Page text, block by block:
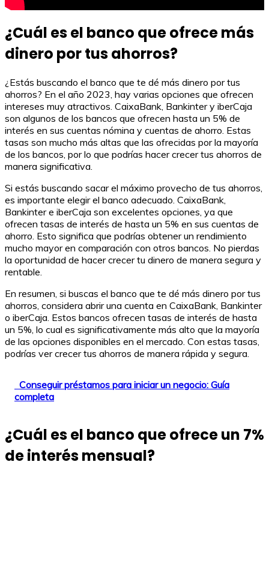
¿Cuál es el banco que ofrece más
dinero por tus ahorros?
¿Estás buscando el banco que te dé más dinero por tus
ahorros? En el año 2023, hay varias opciones que ofrecen
intereses muy atractivos. CaixaBank, Bankinter y iberCaja
son algunos de los bancos que ofrecen hasta un 5% de
interés en sus cuentas nómina y cuentas de ahorro. Estas
tasas son mucho más altas que las ofrecidas por la mayoría
de los bancos, por lo que podrías hacer crecer tus ahorros de
manera significativa.
Si estás buscando sacar el máximo provecho de tus ahorros,
es importante elegir el banco adecuado. CaixaBank,
Bankinter e iberCaja son excelentes opciones, ya que
ofrecen tasas de interés de hasta un 5% en sus cuentas de
ahorro. Esto significa que podrías obtener un rendimiento
mucho mayor en comparación con otros bancos. No pierdas
la oportunidad de hacer crecer tu dinero de manera segura y
rentable.
En resumen, si buscas el banco que te dé más dinero por tus
ahorros, considera abrir una cuenta en CaixaBank, Bankinter
o iberCaja. Estos bancos ofrecen tasas de interés de hasta
un 5%, lo cual es significativamente más alto que la mayoría
de las opciones disponibles en el mercado. Con estas tasas,
podrías ver crecer tus ahorros de manera rápida y segura.
Conseguir préstamos para iniciar un negocio: Guía
completa
¿Cuál es el banco que ofrece un 7%
de interés mensual?